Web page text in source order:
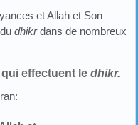
et Allah et Son
dhikrdans de nombreux
effectuent le dhikr.